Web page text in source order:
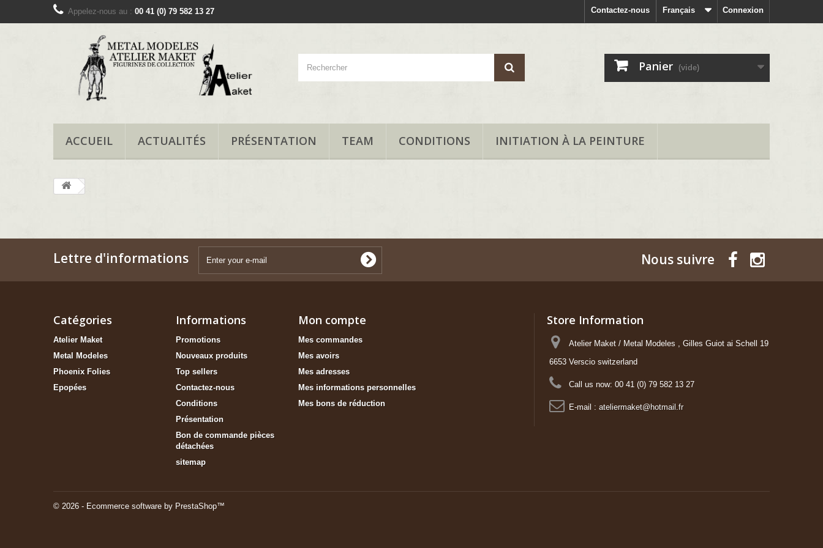
Connexion
Français
Contactez-nous
Appelez-nous au : 00 41 (0) 79 582 13 27
Panier (vide)
ACCUEIL ACTUALITÉS PRÉSENTATION TEAM CONDITIONS INITIATION À LA PEINTURE
Lettre d'informations Nous suivre
Catégories
Atelier Maket
Metal Modeles
Phoenix Folies
Epopées
Informations
Promotions
Nouveaux produits
Top sellers
Contactez-nous
Conditions
Présentation
Bon de commande pièces
détachées
sitemap
© 2026 - Ecommerce software by PrestaShop™
Mon compte
Mes commandes
Mes avoirs
Mes adresses
Mes informations personnelles
Mes bons de réduction
Store Information
Atelier Maket / Metal Modeles , Gilles Guiot ai Schell 19
6653 Verscio switzerland
Call us now: 00 41 (0) 79 582 13 27
E-mail : ateliermaket@hotmail.fr